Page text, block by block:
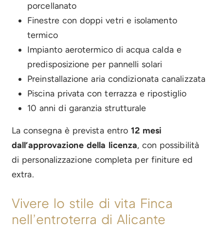
porcellanato
Finestre con doppi vetri e isolamento
termico
Impianto aerotermico di acqua calda e
predisposizione per pannelli solari
Preinstallazione aria condizionata canalizzata
Piscina privata con terrazza e ripostiglio
10 anni di garanzia strutturale
La consegna è prevista entro 12 mesi
dall’approvazione della licenza, con possibilità
di personalizzazione completa per finiture ed
extra.
Vivere lo stile di vita Finca
nell’entroterra di Alicante